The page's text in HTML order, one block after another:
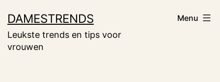
naar
de
DAMESTRENDS
Leukste trends en tips voor
vrouwen
Menu